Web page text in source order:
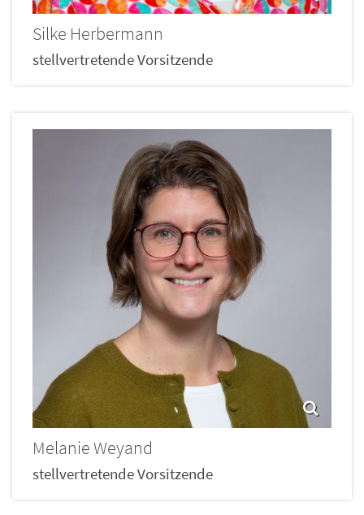
Silke Herbermann
stellvertretende Vorsitzende
MelanieWeyand
stellvertretende Vorsitzende